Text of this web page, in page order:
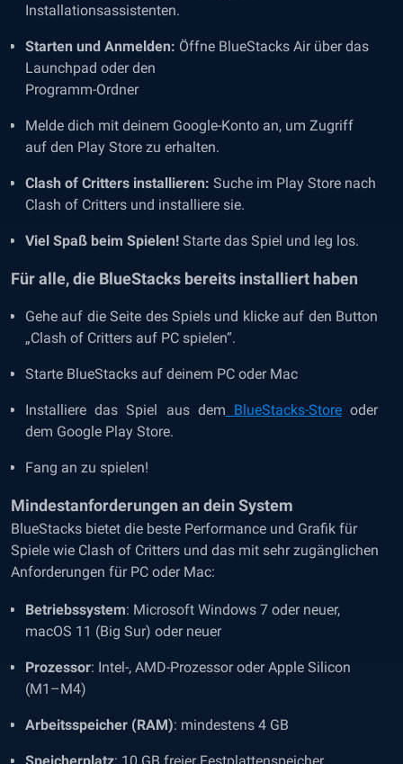
Installationsassistenten.
Starten und Anmelden: Öffne BlueStacks Air über das
Launchpad oder den
Programm-Ordner
Melde dich mit deinem Google-Konto an, um Zugriff
auf den Play Store zu erhalten.
Clash of Critters installieren: Suche im Play Store nach
Clash of Critters und installiere sie.
Viel Spaß beim Spielen! Starte das Spiel und leg los.
Für alle, die BlueStacks bereits installiert haben
Gehe auf die Seite des Spiels und klicke auf den Button
„Clash of Critters auf PC spielen“.
Starte BlueStacks auf deinem PC oder Mac
Installiere das Spiel aus dem BlueStacks-Storeoder
dem Google Play Store.
Fang an zu spielen!
Mindestanforderungen an dein System
BlueStacks bietet die beste Performance und Grafik für
Spiele wie Clash of Critters und das mit sehr zugänglichen
Anforderungen für PC oder Mac:
Betriebssystem: Microsoft Windows 7 oder neuer,
macOS 11 (Big Sur) oder neuer
Prozessor: Intel-, AMD-Prozessor oder Apple Silicon
(M1–M4)
Arbeitsspeicher (RAM): mindestens 4 GB